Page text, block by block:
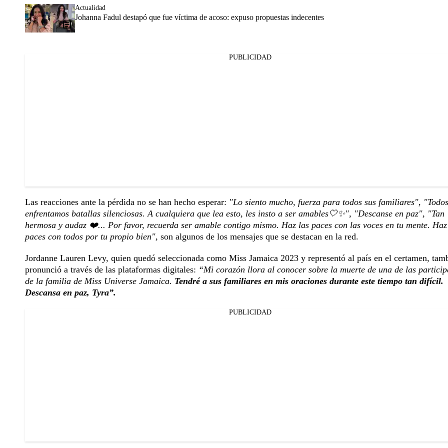
Actualidad
Johanna Fadul destapó que fue víctima de acoso: expuso propuestas indecentes
PUBLICIDAD
Las reacciones ante la pérdida no se han hecho esperar: "Lo siento mucho, fuerza para todos sus familiares", "Todos
enfrentamos batallas silenciosas. A cualquiera que lea esto, les insto a ser amables🤍✨", "Descanse en paz", "Tan
hermosa y audaz ❤️... Por favor, recuerda ser amable contigo mismo. Haz las paces con las voces en tu mente.
paces con todos por tu propio bien", son algunos de los mensajes que se destacan en la red.
Jordanne Lauren Levy, quien quedó seleccionada como Miss Jamaica 2023 y representó al país en el certamen,
pronunció a través de las plataformas digitales: “Mi corazón llora al conocer sobre la muerte de una de las
de la familia de Miss Universe Jamaica. Tendré a sus familiares en mis oraciones durante este tiempo tan difícil.
Descansa en paz, Tyra”.
PUBLICIDAD